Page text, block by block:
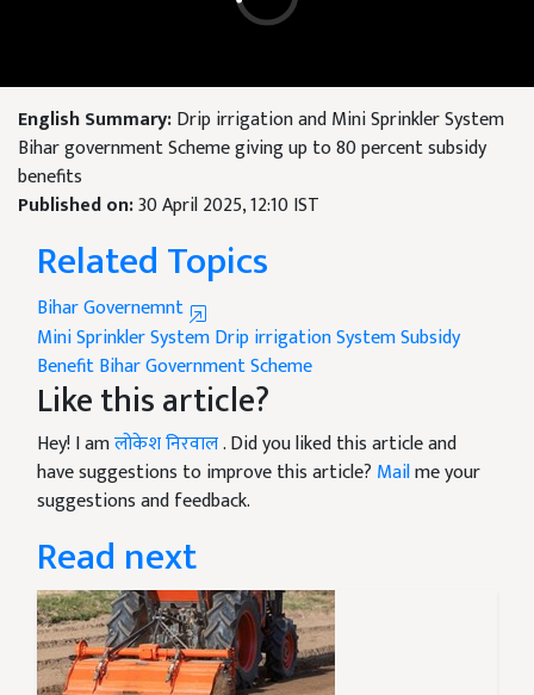
English Summary:Drip irrigation and Mini Sprinkler System
Bihar government Scheme giving up to 80 percent subsidy
benefits
Published on:30 April 2025, 12:10 IST
Related Topics
Bihar Governemnt
Mini Sprinkler SystemDrip irrigation SystemSubsidy
BenefitBihar Government Scheme
Like this article?
Hey! I amलोकेश निरवाल. Did you liked this article and
have suggestions to improve this article? Mailme your
suggestions and feedback.
Read next